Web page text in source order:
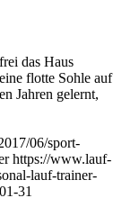
das Haus
flotte Sohle auf
Jahren gelernt,
06/sport-
https://www.lauf-
lauf-trainer-
31